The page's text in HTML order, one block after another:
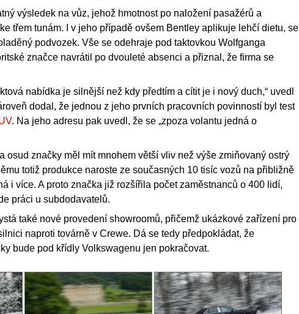
výsledek na vůz, jehož hmotnost po naložení pasažérů a
třem tunám. I v jeho případě ovšem Bentley aplikuje lehčí dietu, se
podvozek. Vše se odehraje pod taktovkou Wolfganga
značce navrátil po dvouleté absenci a přiznal, že firma se
nabídka je silnější než kdy předtím a cítit je i nový duch,“ uvedl
dodal, že jednou z jeho prvních pracovních povinností byl test
. Na jeho adresu pak uvedl, že se „zpoza volantu jedná o
osud značky měl mít mnohem větší vliv než výše zmiňovaný ostrý
totiž produkce naroste ze současných 10 tisíc vozů na přibližně
i více. A proto značka již rozšířila počet zaměstnanců o 400 lidí,
práci u subdodavatelů.
také nové provedení showroomů, přičemž ukázkové zařízení pro
naproti továrně v Crewe. Dá se tedy předpokládat, že
bude pod křídly Volkswagenu jen pokračovat.